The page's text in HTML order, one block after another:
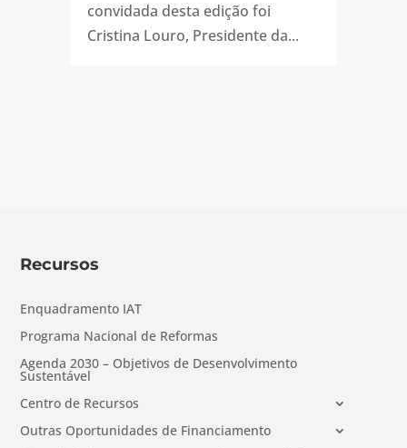
convidada desta edição foi
Cristina Louro, Presidente da...
Recursos
Enquadramento IAT
Programa Nacional de Reformas
Agenda 2030 – Objetivos de Desenvolvimento
Sustentável
Centro de Recursos
Outras Oportunidades de Financiamento